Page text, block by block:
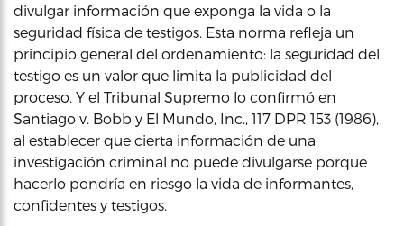
divulgar información que exponga la vida o la
seguridad física de testigos. Esta norma refleja un
principio general del ordenamiento: la seguridad del
testigo es un valor que limita la publicidad del
proceso. Y el Tribunal Supremo lo confirmó en
Santiago v. Bobb y El Mundo, Inc., 117 DPR 153 (1986),
al establecer que cierta información de una
investigación criminal no puede divulgarse porque
hacerlo pondría en riesgo la vida de informantes,
confidentes y testigos.